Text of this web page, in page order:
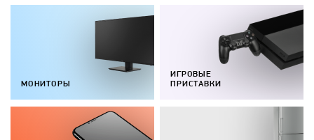
МОНИТОРЫ
ИГРОВЫЕ
ПРИСТАВКИ